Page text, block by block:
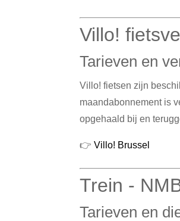
Villo!
Tarieven en
Villo! fietsen zijn
maandabonnement is
opgehaald bij en
👉Villo! Brussel
Trein -
Tarieven en